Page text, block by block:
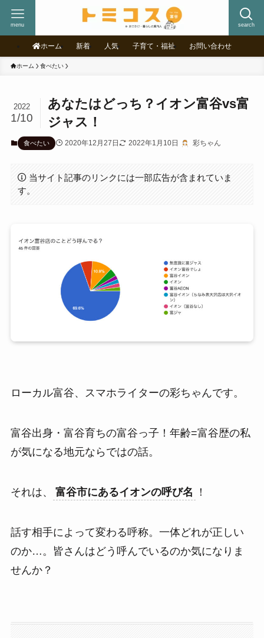
search
menu
ホーム 新着 人気 子育て・福祉 お問い合わせ
ホーム 食べたい
あなたはどっち？イオン富谷vs富
ジャス！
2022
1/10
食べたい 2020年12月27日 2022年1月10日 彩ちゃん
当サイト記事のリンクには一部広告が含まれていま
す。
ローカル富谷、スマホライターの彩ちゃんです。
富谷出身・富谷育ちの富谷っ子！年齢=富谷歴の私
が気になる地元ならではの話。
それは、 富谷市にあるイオンの呼び名 ！
話す相手によって変わる呼称。一体どれが正しい
のか…。皆さんはどう呼んでいるのか気になりま
せんか？